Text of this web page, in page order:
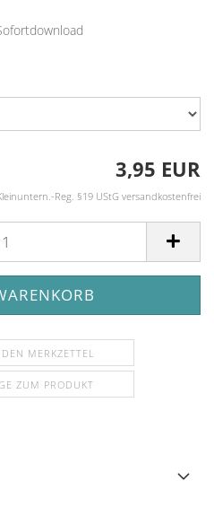
3,95 EUR
Reg. §19 UStG versandkostenfrei
MERKZETTEL
ZUM PRODUKT